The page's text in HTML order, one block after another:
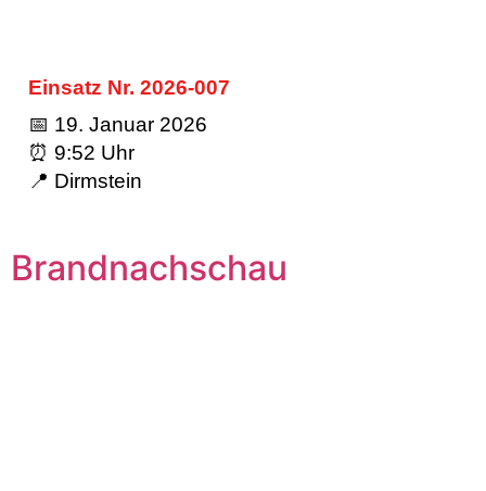
Einsatz Nr. 2026-007
📅 19. Januar 2026
⏰ 9:52 Uhr
📍 Dirmstein
Brandnachschau